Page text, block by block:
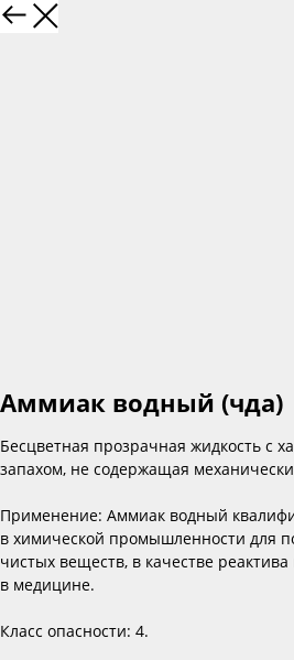
Аммиак водный (чда)
Бесцветная прозрачная жидкость с
запахом, не содержащая
Применение: Аммиак водный
в химической промышленности для
чистых веществ, в качестве
в медицине.
Класс опасности: 4.